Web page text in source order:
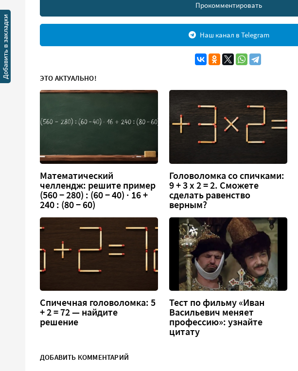
Прокомментировать
Наш канал в Telegram
ЭТО АКТУАЛЬНО!
Математический
челлендж: решите пример
(560 − 280) : (60 − 40) · 16 +
240 : (80 − 60)
Головоломка со спичками:
9 + 3 х 2 = 2. Сможете
сделать равенство
верным?
Спичечная головоломка: 5
+ 2 = 72 — найдите
решение
Тест по фильму «Иван
Васильевич меняет
профессию»: узнайте
цитату
ДОБАВИТЬ КОММЕНТАРИЙ